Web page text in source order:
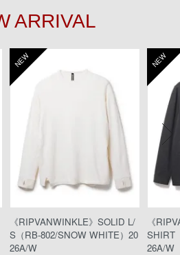
ARRIVAL
NEW
《RIPVANWINKLE》SOLID L/
S（RB-802/SNOW WHITE）20
26A/W
NEW
《
SHIRT
26A/W